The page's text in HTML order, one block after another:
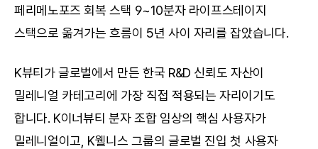
페리메노포즈 회복 스택 9~10분자 라이프스테이지
스택으로 옮겨가는 흐름이 5년 사이 자리를 잡았습니다.
K뷰티가 글로벌에서 만든 한국 R&D 신뢰도 자산이
밀레니얼 카테고리에 가장 직접 적용되는 자리이기도
합니다. K이너뷰티 분자 조합 임상의 핵심 사용자가
밀레니얼이고, K웰니스 그룹의 글로벌 진입 첫 사용자